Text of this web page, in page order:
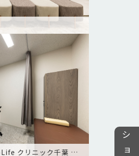
医療法人財団 明理会 IMS Me-Life クリニック千葉 様 23F